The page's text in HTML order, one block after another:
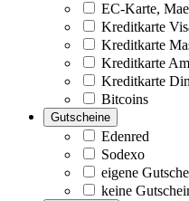
EC-Karte,
Kreditkarte
Kreditkarte
Kreditkarte
Kreditkarte
Bitcoins
Gutscheine
Edenred
Sodexo
eigene
keine